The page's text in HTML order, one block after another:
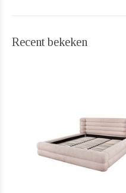
Recent bekeken